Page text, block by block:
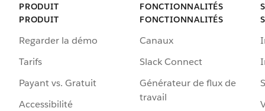
PRODUIT
PRODUIT
Regarder la démo
Tarifs
Payant vs. Gratuit
Accessibilité
FONCTIONNALITÉS
FONCTIONNALITÉS
Canaux
Slack Connect
Générateur de flux de
travail